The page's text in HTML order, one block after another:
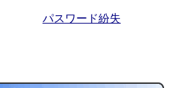
パスワード紛失